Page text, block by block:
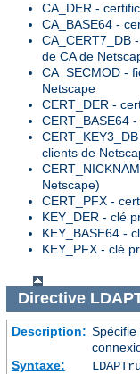
CA_DER -
CA_BASE64 -
CA_CERT7_DB
de CA de
CA_SECMOD -
Netscape
CERT_DER -
CERT_BASE64
clients de
Netscape)
CERT_PFX -
KEY_DER - clé
KEY_BASE64 -
KEY_PFX - clé
Directive
Description: Spécifie
Syntaxe: